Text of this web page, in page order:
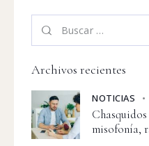
Archivos recientes
NOTICIAS
misofonía,